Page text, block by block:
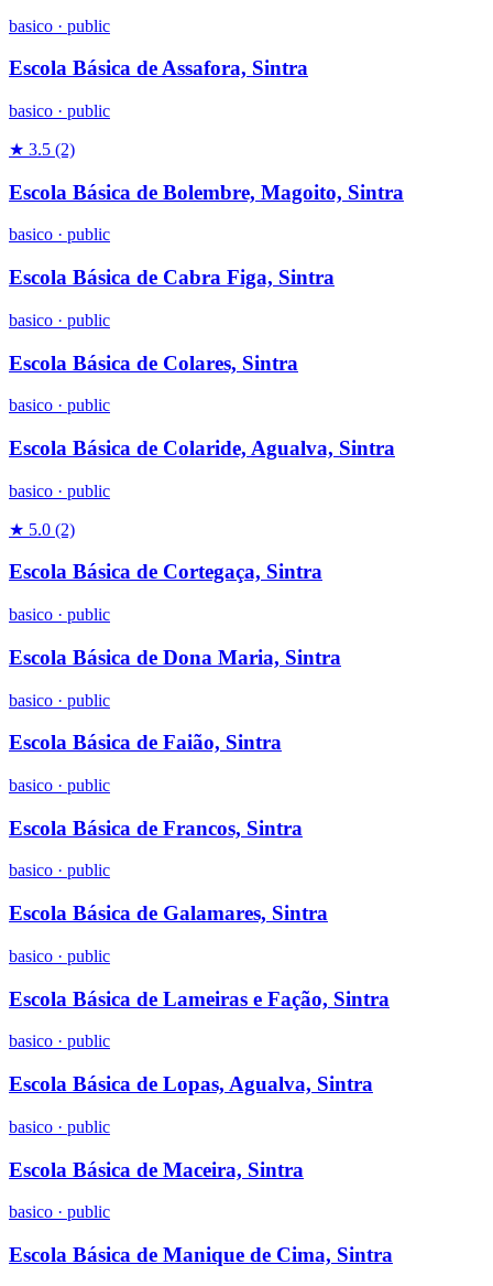
basico · public
Escola Básica de Assafora, Sintra
basico · public
★ 3.5 (2)
Escola Básica de Bolembre, Magoito, Sintra
basico · public
Escola Básica de Cabra Figa, Sintra
basico · public
Escola Básica de Colares, Sintra
basico · public
Escola Básica de Colaride, Agualva, Sintra
basico · public
★ 5.0 (2)
Escola Básica de Cortegaça, Sintra
basico · public
Escola Básica de Dona Maria, Sintra
basico · public
Escola Básica de Faião, Sintra
basico · public
Escola Básica de Francos, Sintra
basico · public
Escola Básica de Galamares, Sintra
basico · public
Escola Básica de Lameiras e Fação, Sintra
basico · public
Escola Básica de Lopas, Agualva, Sintra
basico · public
Escola Básica de Maceira, Sintra
basico · public
Escola Básica de Manique de Cima, Sintra